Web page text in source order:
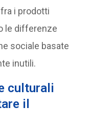
i prodotti
le differenze
sociale basate
inutili.
culturali
il